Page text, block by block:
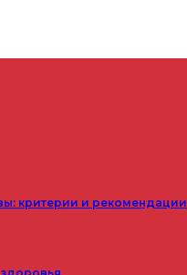
критерии и рекомендации